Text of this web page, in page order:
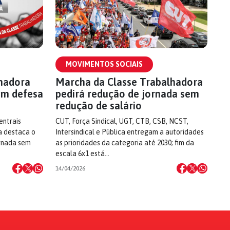
defesa
destaca o
sem
MOVIMENTOS SOCIAIS
Marcha da Classe Trabalhadora
pedirá redução de jornada sem
redução de salário
CUT, Força Sindical, UGT, CTB, CSB, NCST,
Intersindical e Pública entregam a autoridades
as prioridades da categoria até 2030; fim da
escala 6x1 está…
14/04/2026